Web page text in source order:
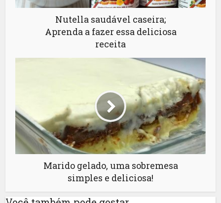
Nutella saudável caseira;
Aprenda a fazer essa deliciosa
receita
Marido gelado, uma sobremesa
simples e deliciosa!